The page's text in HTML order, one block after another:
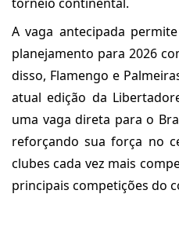
A vaga antecipada
planejamento para 2026
disso, Flamengo e
atual edição da
uma vaga direta para o
reforçando sua força no
clubes cada vez mais
principais competições do